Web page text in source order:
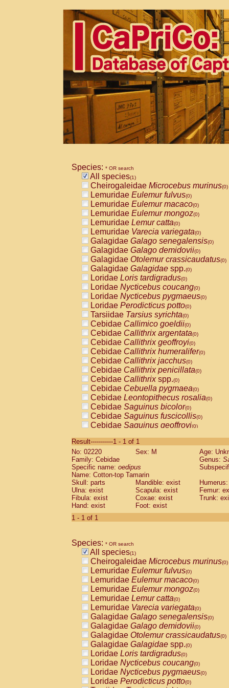
Species: * OR search
All species(1)
Cheirogaleidae Microcebus murinus(0)
Lemuridae Eulemur fulvus(0)
Lemuridae Eulemur macaco(0)
Lemuridae Eulemur mongoz(0)
Lemuridae Lemur catta(0)
Lemuridae Varecia variegata(0)
Galagidae Galago senegalensis(0)
Galagidae Galago demidovii(0)
Galagidae Otolemur crassicaudatus(0)
Galagidae Galagidae spp.(0)
Loridae Loris tardigradus(0)
Loridae Nycticebus coucang(0)
Loridae Nycticebus pygmaeus(0)
Loridae Perodicticus potto(0)
Tarsiidae Tarsius syrichta(0)
Cebidae Callimico goeldii(0)
Cebidae Callithrix argentata(0)
Cebidae Callithrix geoffroyi(0)
Cebidae Callithrix humeralifer(0)
Cebidae Callithrix jacchus(0)
Cebidae Callithrix penicillata(0)
Cebidae Callithrixspp.(0)
Cebidae Cebuella pygmaea(0)
Cebidae Leontopithecus rosalia(0)
Cebidae Saguinus bicolor(0)
Cebidae Saguinus fuscicollis(0)
Cebidae Saguinus geoffroyi(0)
CebidaeSaguinus labiatus(0)
Cebidae Saguinus leucopus (0)
Cebidae
CebidaeSaguinus mystax
Cebidae Saguinus nigricollis (0)
Cebidae Saguinus oedipus
Cebidae Saguinus weddelli
Cebidae Saguinusspp.
Cebidae
CebidaeCebus capucinus
CebidaeCebus nigrivittatus
CebidaeCebus spp.(0)
CebidaeSaimiri boliviensis(0)
CebidaeSaimiri sciureus(0)
AtelidaeAlouatta caraya(0)
AtelidaeAlouatta fusca(0)
AtelidaeAlouatta seniculus(0)
AtelidaeAlouattaspp.(0)
AtelidaeAteles belzebuth(0)
AtelidaeAteles geoffroyi(0)
AtelidaeAteles paniscus(0)
AtelidaeAtelesspp.(0)
AtelidaeLagothrix lagothricha(0)
AtelidaeLagothrix lagothricha cana
PitheciidaeCacajao calvus
Result-----------1 - 1 of 1
No: 02220
Sex: M
Age:
Family: Cebidae
Genus:
Specific name: oedipus
Name: Cotton-top Tamarin
Skull: parts
Mandible: exist
Ulna: exist
Scapula: exist
Femur:
Fibula: exist
Coxae: exist
Trunk:
Hand: exist
Foot: exist
1 - 1 of 1
Species: * OR search
All species(1)
Cheirogaleidae Microcebus murinus(0)
Lemuridae Eulemur fulvus(0)
Lemuridae Eulemur macaco(0)
Lemuridae Eulemur mongoz(0)
Lemuridae Lemur catta(0)
Lemuridae Varecia variegata(0)
Galagidae Galago senegalensis(0)
Galagidae Galago demidovii(0)
Galagidae Otolemur crassicaudatus(0)
Galagidae Galagidae spp.(0)
Loridae Loris tardigradus(0)
Loridae Nycticebus coucang(0)
Loridae Nycticebus pygmaeus(0)
Loridae Perodicticus potto(0)